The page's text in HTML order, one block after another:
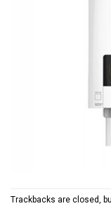
Trackbacks are closed,